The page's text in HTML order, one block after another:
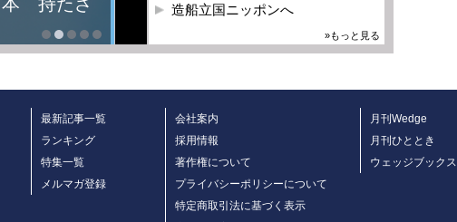
造船立国ニッポンへ
»もっと見る
最新記事一覧
ランキング
特集一覧
メルマガ登録
会社案内
採用情報
著作権について
プライバシーポリシーについて
特定商取引法に基づく表示
月刊Wedge
月刊ひととき
ウェッジブックス